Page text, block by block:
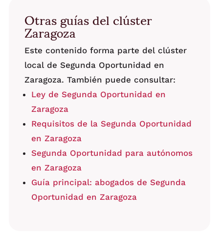
Otras guías del clúster
Zaragoza
Este contenido forma parte del clúster
local de Segunda Oportunidad en
Zaragoza. También puede consultar:
Ley de Segunda Oportunidad en
Zaragoza
Requisitos de la Segunda Oportunidad
en Zaragoza
Segunda Oportunidad para autónomos
en Zaragoza
Guía principal: abogados de Segunda
Oportunidad en Zaragoza